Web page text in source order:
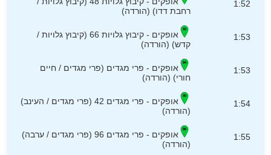
1:52
רחבת דדו) (הורדה)
1:53
אופקים - קיבוץ גלויות 66 (קיבוץ גלויות /
קדש) (הורדה)
1:53
אופקים - פרי מגדים (פרי מגדים / חיים
חורי) (הורדה)
1:54
אופקים - פרי מגדים 42 (פרי מגדים / העינב)
(הורדה)
1:55
אופקים - פרי מגדים 96 (פרי מגדים / ערבה)
(הורדה)